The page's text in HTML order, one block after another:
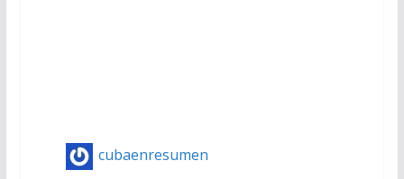
cubaenresumen